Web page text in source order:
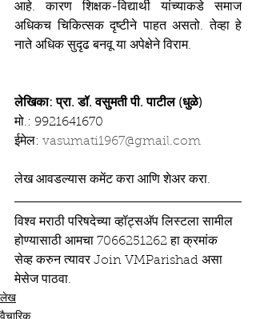
आहे. कारण शिक्षक-विद्यार्थी यांच्याकडे समाज
अधिकच चिकित्सक दृष्टीने पाहत असतो. तेव्हा हे
नाते अधिक सुदृढ बनवू या अपेक्षेने विराम.
लेखिका: प्रा. डॉ. वसुमती पी. पाटील (धुळे)
मो.: 9921641670
ईमेल: vasumati1967@gmail.com
लेख आवडल्यास कमेंट करा आणि शेअर करा.
विश्व मराठी परिषदेच्या व्हॉट्सअ‍ॅप लिस्टला सामील
होण्यासाठी आमचा 7066251262 हा क्रमांक
सेव्ह करुन त्यावर Join VMParishad असा
मेसेज पाठवा.
लेख